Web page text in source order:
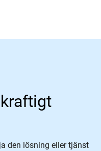
den lösning eller tjänst